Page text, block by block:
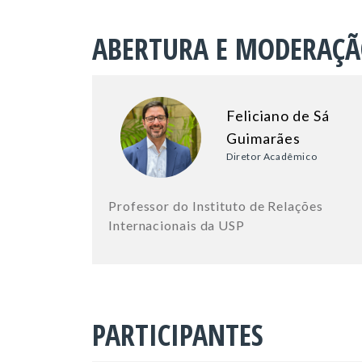
ABERTURA E
Feliciano de Sá
Guimarães
Diretor Acadêmico
Professor do Instituto de Relações
Internacionais da USP
PARTICIPANTES